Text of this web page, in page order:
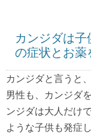
カンジダは
の症状とお薬
カンジダと言うと
男性も、カンジダ
ンジダは大人だけ
ような子供も発症